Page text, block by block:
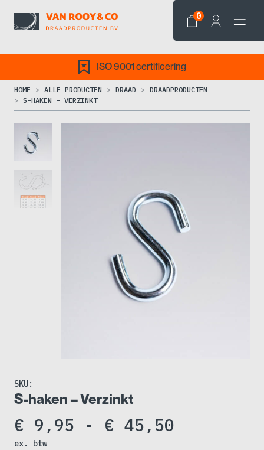
0
ISO 9001 certificering
HOME ALLE PRODUCTEN DRAAD
DRAADPRODUCTEN
S-HAKEN – VERZINKT
SKU:
S-haken – Verzinkt
€ 9,95 - € 45,50
ex. btw